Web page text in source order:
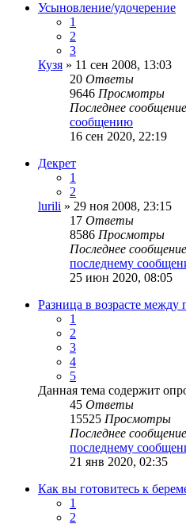
Усыновление/удочерение
1
2
3
Кузя » 11 сен 2008, 13:03
20 Ответы
9646 Просмотры
Последнее сообщение
сообщению
16 сен 2020, 22:19
Декрет
1
2
lurili » 29 ноя 2008, 23:15
17 Ответы
8586 Просмотры
Последнее сообщение
последнему
25 июн 2020, 08:05
Разница в возрасте
1
2
3
4
5
Данная тема содержит
45 Ответы
15525 Просмотры
Последнее сообщение
последнему
21 янв 2020, 02:35
Как вы готовитесь к
1
2